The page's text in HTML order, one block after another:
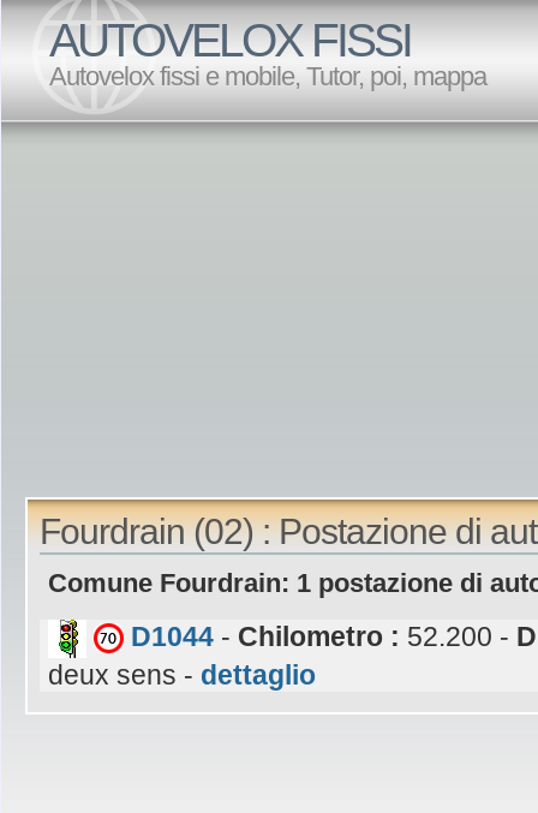
AUTOVELOX FISSI
Autovelox fissi e mobile, Tutor, poi, mappa
Fourdrain (02) : Postazione di
Comune Fourdrain: 1 postazione di
D1044 - Chilometro : 52.200 -
deux sens - dettaglio